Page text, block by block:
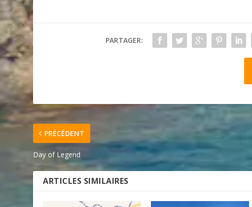
PARTAGER:
PRÉCÉDENT
Day of Legend
ARTICLES SIMILAIRES